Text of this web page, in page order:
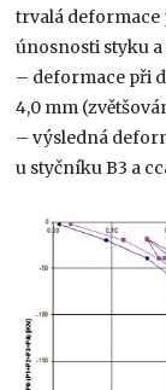
trvalá deformace
únosnosti styku
– deformace při
4,0 mm
– výsledná
u styčníku B3 a